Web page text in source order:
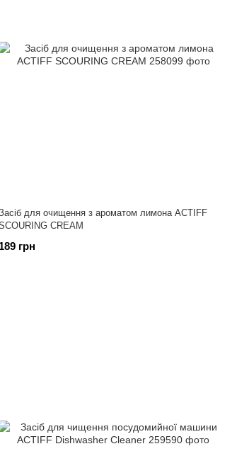
для очищення з ароматом лимона ACTIFF
CREAM
189 грн